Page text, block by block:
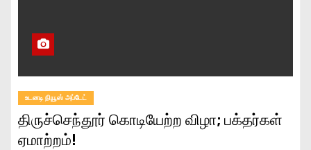
உடனடி நியூஸ் அப்டேட்
திருச்செந்தூர் கொடியேற்ற விழா; பக்தர்கள்
ஏமாற்றம்!